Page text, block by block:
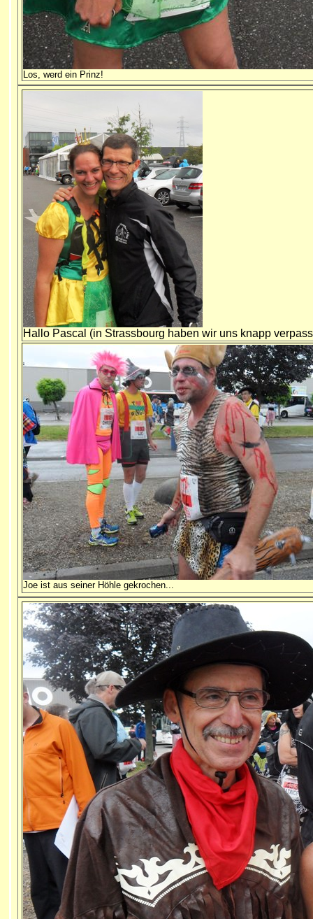
Los, werd ein Prinz!
Hallo Pascal (in Strassbourg haben wir uns knapp
Joe ist aus seiner Höhle gekrochen...